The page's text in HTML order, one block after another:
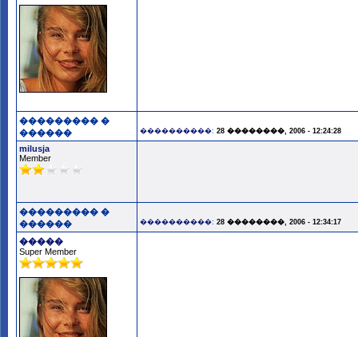
��������� �
������
����������: 28 ��������, 2006 - 12:24:28
milusja
Member
��������� �
������
����������: 28 ��������, 2006 - 12:34:17
�����
Super Member